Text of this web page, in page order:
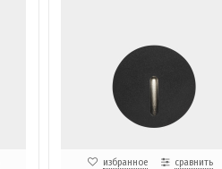
избранное сравнить